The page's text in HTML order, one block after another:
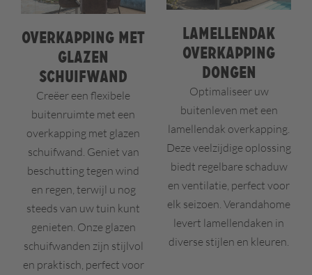
Overkapping met
glazen
schuifwand
Creëer een flexibele
buitenruimte met een
overkapping met glazen
schuifwand. Geniet van
beschutting tegen wind
en regen, terwijl u nog
steeds van uw tuin kunt
genieten. Onze glazen
schuifwanden zijn stijlvol
en praktisch, perfect voor
Lamellendak
overkapping
Dongen
Optimaliseer uw
buitenleven met een
lamellendak overkapping.
Deze veelzijdige oplossing
biedt regelbare schaduw
en ventilatie, perfect voor
elk seizoen. Verandahome
levert lamellendaken in
diverse stijlen en kleuren.